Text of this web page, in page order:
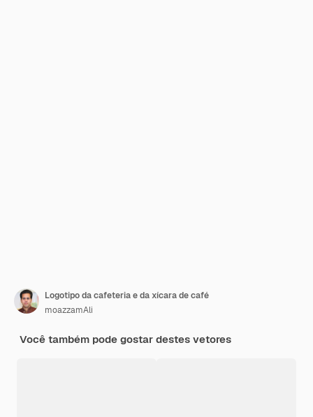
Logotipo da cafeteria e da xícara de café
moazzamAli
Você também pode gostar destes vetores